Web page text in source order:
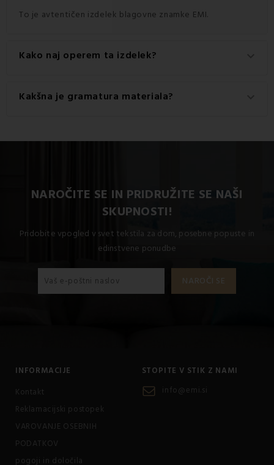
To je avtentičen izdelek blagovne znamke EMI.
Kako naj operem ta izdelek?
Za najboljše rezultate priporočamo pranje tega izdelka pri
Kakšna je gramatura materiala?
NAROČITE SE IN PRIDRUŽITE SE NAŠI
SKUPNOSTI!
Pridobite vpogled v svet tekstila za dom, posebne popuste in
edinstvene ponudbe
INFORMACIJE
Kontakt
Reklamacijski postopek
VAROVANJE OSEBNIH
PODATKOV
pogoji in določila
STOPITE V STIK Z NAMI
info@emi.si